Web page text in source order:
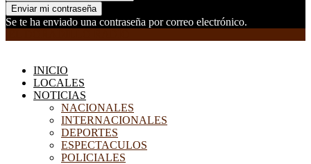
Se te ha enviado una contraseña por correo electrónico.
INICIO
LOCALES
NOTICIAS
NACIONALES
INTERNACIONALES
DEPORTES
ESPECTACULOS
POLICIALES